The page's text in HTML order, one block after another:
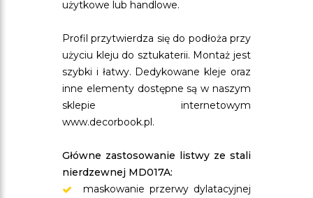
użytkowe lub handlowe.
Profil przytwierdza się do podłoża przy
użyciu kleju do sztukaterii. Montaż jest
szybki i łatwy. Dedykowane kleje oraz
inne elementy dostępne są w naszym
sklepie internetowym
www.decorbook.pl.
Główne zastosowanie listwy ze stali
nierdzewnej MD017A:
maskowanie przerwy dylatacyjnej